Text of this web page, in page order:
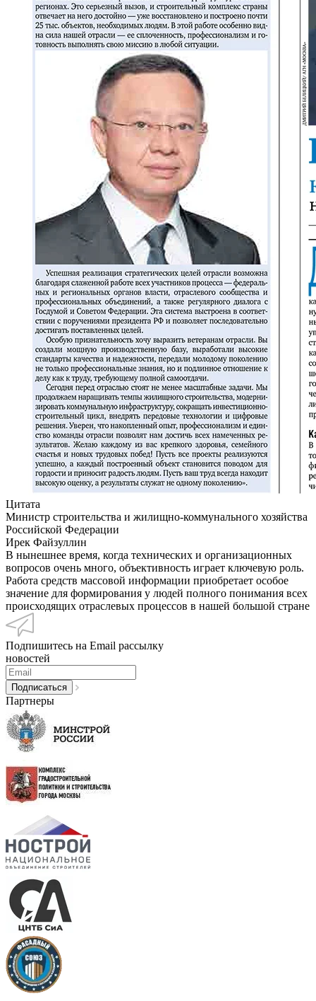
Цитата
Министр строительства и жилищно-коммунального хозяйства
Российской Федерации
Ирек Файзуллин
В нынешнее время, когда технических и организационных
вопросов очень много, объективность играет ключевую роль.
Работа средств массовой информации приобретает особое
значение для формирования у людей полного понимания всех
происходящих отраслевых процессов в нашей большой стране
Подпишитесь на Email рассылку
новостей
Партнеры